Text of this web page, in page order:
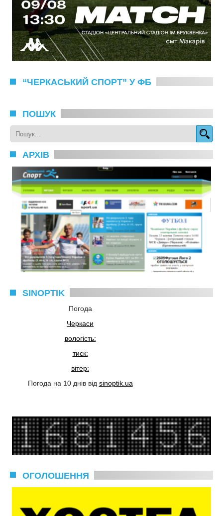
“ЧЕРКАСЬКИЙ СПОРТ” У ФБ
ПОШУК
АРХІВ
SINOPTIK
Погода
Черкаси
вологість:
тиск:
вітер:
Погода на 10 днів від sinoptik.ua
ОГОЛОШЕННЯ